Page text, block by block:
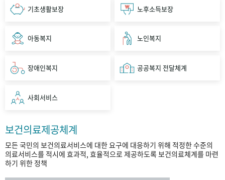
기초생활보장 노후소득보장
아동복지 노인복지
장애인복지 공공복지 전달체계
사회서비스
보건의료제공체계
모든 국민의 보건의료서비스에 대한 요구에 대응하기 위해 적정한 수준의
의료서비스를 적시에 효과적, 효율적으로 제공하도록 보건의료체계를 마련
하기 위한 정책